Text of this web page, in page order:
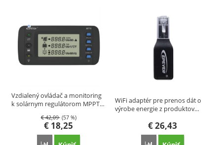
Vzdialený ovládač a monitoring
k solárnym regulátorom MPPT…
€42,09 (57 %)
€ 18,25
WiFi adaptér pre prenos dát o
výrobe energie z produktov…
€26,43